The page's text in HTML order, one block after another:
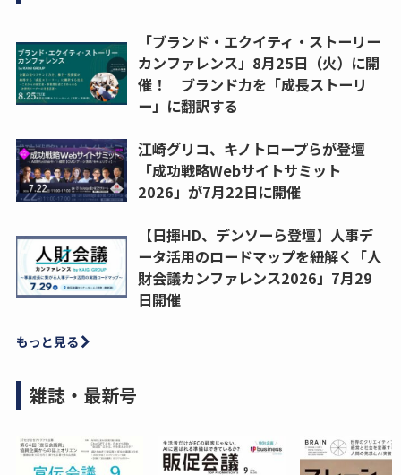
「ブランド・エクイティ・ストーリー
カンファレンス」8月25日（火）に開
催！ ブランド力を「成長ストーリ
ー」に翻訳する
江崎グリコ、キノトロープらが登壇
「成功戦略Webサイトサミット
2026」が7月22日に開催
【日揮HD、デンソーら登壇】人事デ
ータ活用のロードマップを紐解く「人
財会議カンファレンス2026」7月29
日開催
もっと見る
雑誌・最新号